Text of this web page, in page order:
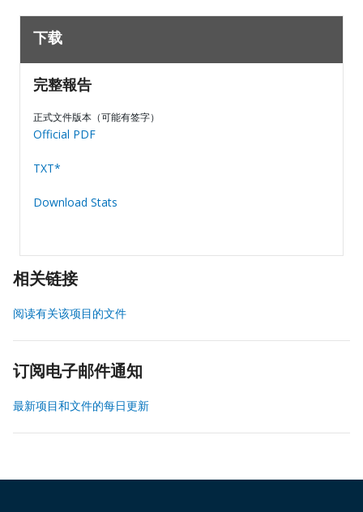
下载
完整報告
正式文件版本（可能有签字）
Official PDF
TXT*
Download Stats
相关链接
阅读有关该项目的文件
订阅电子邮件通知
最新项目和文件的每日更新